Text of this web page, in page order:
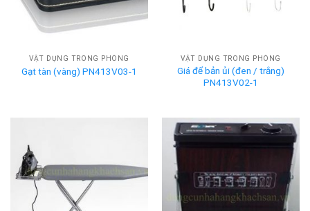
VẬT DỤNG TRONG PHÒNG
Gạt tàn (vàng) PN413V03-1
VẬT DỤNG TRONG PHÒNG
Giá để bản ủi (đen / trắng)
PN413V02-1